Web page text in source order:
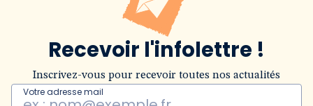
Recevoir l'infolettre !
Inscrivez-vous pour recevoir toutes nos actualités
Votre adresse mail